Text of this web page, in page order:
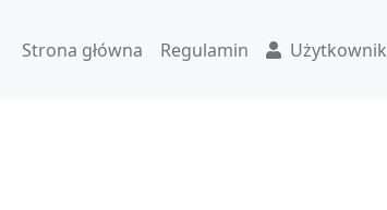
Strona główna Regulamin Użytkownik